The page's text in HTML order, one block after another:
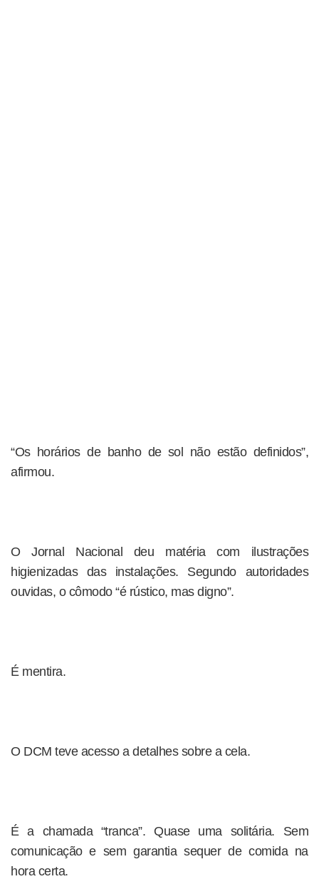
“Os horários de banho de sol não estão definidos”,
afirmou.
O Jornal Nacional deu matéria com ilustrações
higienizadas das instalações. Segundo autoridades
ouvidas, o cômodo “é rústico, mas digno”.
É mentira.
O DCM teve acesso a detalhes sobre a cela.
É a chamada “tranca”. Quase uma solitária. Sem
comunicação e sem garantia sequer de comida na
hora certa.